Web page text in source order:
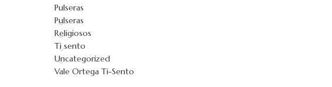
Pulseras
Pulseras
Religiosos
Ti sento
Uncategorized
Vale Ortega Ti-Sento